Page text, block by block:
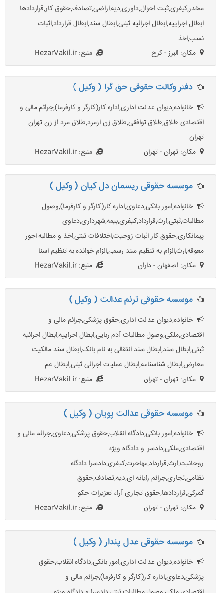
مخدر,کیفری,ثبت احوال,داوری,دیه,اراضی,تصادف,حقوق کار,قراردادها
ابطال اجراییه,ابطال اجرائیه ثبتی,ابطال سند,ابطال قرارداد,اثبات
نسب,اخذ
مکان: البرز - کرج
منبع: HezarVakil.ir
دفتر وکالت حقوقی حق گرا ( وکیل )
خانواده,دیوان عدالت اداری,اداره کار(کارگر و کارفرما),جرائم مالی و
اقتصادی طلاق,طلاق توافقی,طلاق زن ازمرد,طلاق مرد از زن تهران
تهران
مکان: تهران - تهران
منبع: HezarVakil.ir
موسسه حقوقی ریسمان دل کیان ( وکیل )
خانواده,امور بانکی,دعاوی,اداره کار(کارگر و کارفرما),وصول
مطالبات,ثبتی,ارث,قرارداد,کیفری,بیمه,شهرداری,دعاوی
پیمانکاری,حقوق کار اثبات زوجیت,اختلافات ثبتی,اخذ و مطالبه اجور
معوقه,ارث,الزام به تنظیم سند رسمی,الزام خوانده به تنظیم اسنا
مکان: اصفهان - داران
منبع: HezarVakil.ir
موسسه حقوقی ترنم عدالت ( وکیل )
خانواده,دیوان عدالت اداری,حقوق پزشکی,جرائم مالی و
اقتصادی,ملکی,وصول مطالبات آدم ربایی,ابطال اجراییه,ابطال اجرائیه
ثبتی,ابطال سند,ابطال سند انتقالی به نام بانک,ابطال سند مالکیت
معارض,ابطال شناسنامه,ابطال عملیات اجرائی ثبتی,ابطال عم
مکان: تهران - تهران
منبع: HezarVakil.ir
موسسه حقوقی عدالت پویان ( وکیل )
خانواده,امور بانکی,دادگاه انقلاب,حقوق پزشکی,دعاوی,جرائم مالی و
اقتصادی,ملکی,دادسرا و دادگاه ویژه
روحانیت,ارث,قرارداد,مهاجرت,کیفری,دادسرا دادگاه
نظامی,تجاری,جرائم رایانه ای,دیه,تصادف,حقوق
گمرکی,قراردادها,حقوق تجاری آراء تعزیرات حکو
مکان: تهران - تهران
منبع: HezarVakil.ir
موسسه حقوقی عدل پندار ( وکیل )
خانواده,دیوان عدالت اداری,امور بانکی,دادگاه انقلاب,حقوق
پزشکی,دعاوی,اداره کار(کارگر و کارفرما),جرائم مالی و